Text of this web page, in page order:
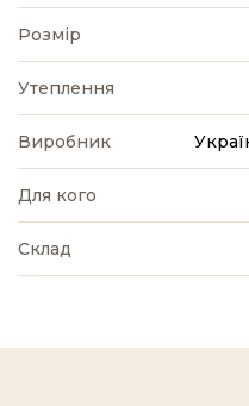
Розмір
Утеплення
Виробник
Для кого
Склад